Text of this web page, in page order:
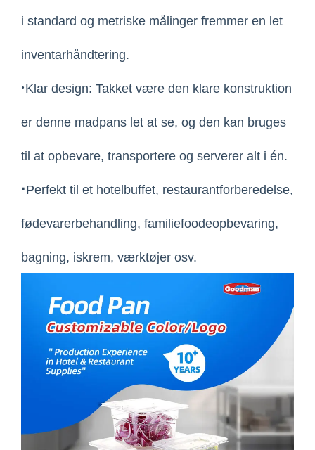
i standard og metriske målinger fremmer en let
inventarhåndtering.
·Klar design: Takket være den klare konstruktion
er denne madpans let at se, og den kan bruges
til at opbevare, transportere og serverer alt i én.
·Perfekt til et hotelbuffet, restaurantforberedelse,
fødevarerbehandling, familiefoodeopbevaring,
bagning, iskrem, værktøjer osv.